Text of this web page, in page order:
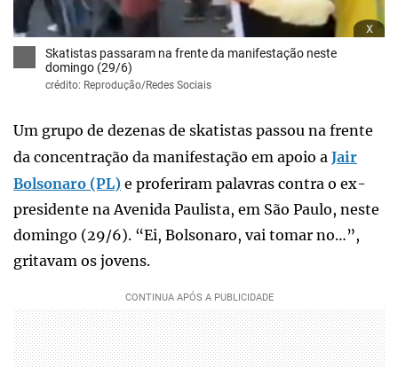
x
Skatistas passaram na frente da manifestação neste
domingo (29/6)
crédito: Reprodução/Redes Sociais
Um grupo de dezenas de skatistas passou na frente
da concentração da manifestação em apoio a Jair
Bolsonaro (PL) e proferiram palavras contra o ex-
presidente na Avenida Paulista, em São Paulo, neste
domingo (29/6). “Ei, Bolsonaro, vai tomar no…”,
gritavam os jovens.